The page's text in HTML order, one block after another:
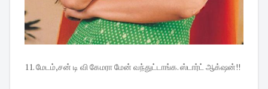
11. மேடம்,சன் டி வி கேமரா மேன் வந்துட்டாங்க. ஸ்டார்ட் ஆக்‌ஷன்!!